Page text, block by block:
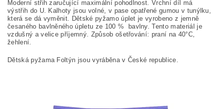
Moderní střih zaručující maximální pohodlnost. Vrchní díl má
výstřih do U. Kalhoty jsou volné, v pase opatřené gumou v tunýlku,
která se dá vyměnit. Dětské pyžamo úplet je vyrobeno z jemně
česaného bavlněného úpletu ze 100 %
bavlny. Tento materiál je
vzdušný a velice příjemný. Způsob ošetřování: praní na 40°C,
žehlení.
Dětská pyžama Foltýn jsou vyráběna v České republice.